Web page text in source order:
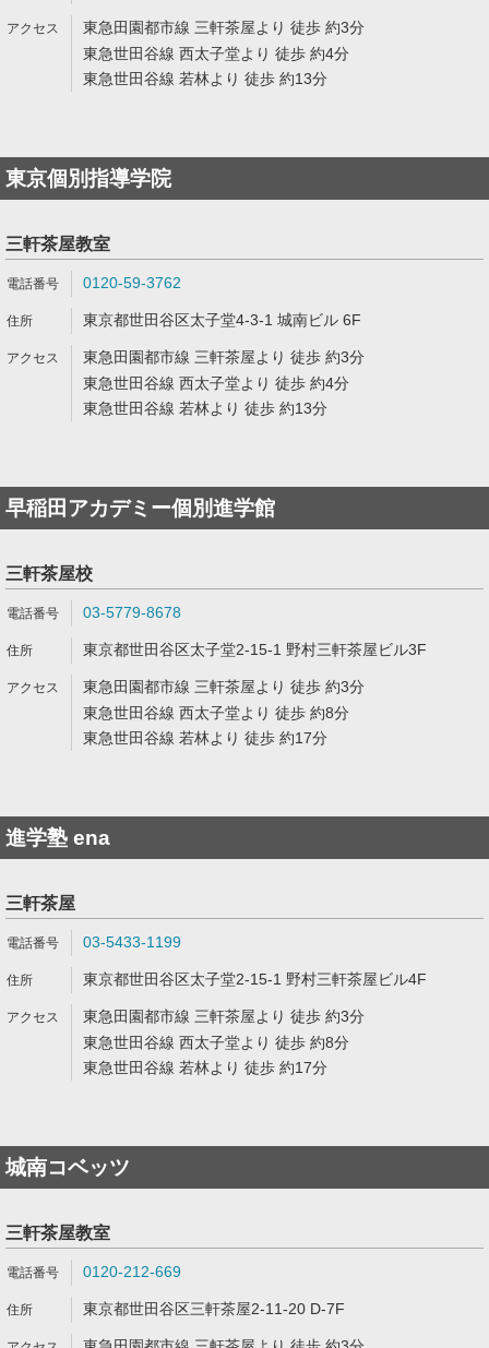
東急田園都市線 三軒茶屋より 徒歩 約3分
東急世田谷線 西太子堂より 徒歩 約4分
東急世田谷線 若林より 徒歩 約13分
東京個別指導学院
三軒茶屋教室
0120-59-3762
東京都世田谷区太子堂4-3-1 城南ビル 6F
東急田園都市線 三軒茶屋より 徒歩 約3分
東急世田谷線 西太子堂より 徒歩 約4分
東急世田谷線 若林より 徒歩 約13分
早稲田アカデミー個別進学館
三軒茶屋校
03-5779-8678
東京都世田谷区太子堂2-15-1 野村三軒茶屋ビル3F
東急田園都市線 三軒茶屋より 徒歩 約3分
東急世田谷線 西太子堂より 徒歩 約8分
東急世田谷線 若林より 徒歩 約17分
進学塾 ena
三軒茶屋
03-5433-1199
東京都世田谷区太子堂2-15-1 野村三軒茶屋ビル4F
東急田園都市線 三軒茶屋より 徒歩 約3分
東急世田谷線 西太子堂より 徒歩 約8分
東急世田谷線 若林より 徒歩 約17分
城南コベッツ
三軒茶屋教室
0120-212-669
東京都世田谷区三軒茶屋2-11-20 D-7F